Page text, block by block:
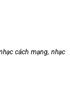
cách mạng, nhạc